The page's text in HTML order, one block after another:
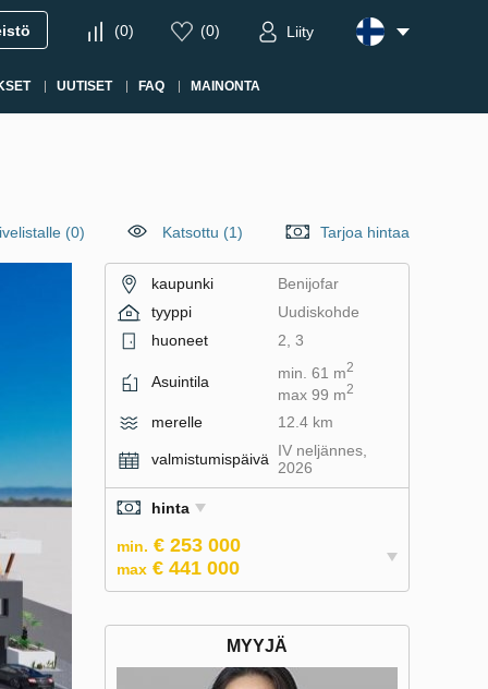
(0) (0) Liity
UUTISET FAQ MAINONTA
(0) Katsottu (1) Tarjoa hintaa
kaupunki
Benijofar
tyyppi
Uudiskohde
huoneet
2, 3
Asuintila min. 61 m2
max 99 m2
merelle 12.4 km
valmistumispäivä IV neljännes,
2026
hinta
min. € 253 000
max € 441 000
MYYJÄ